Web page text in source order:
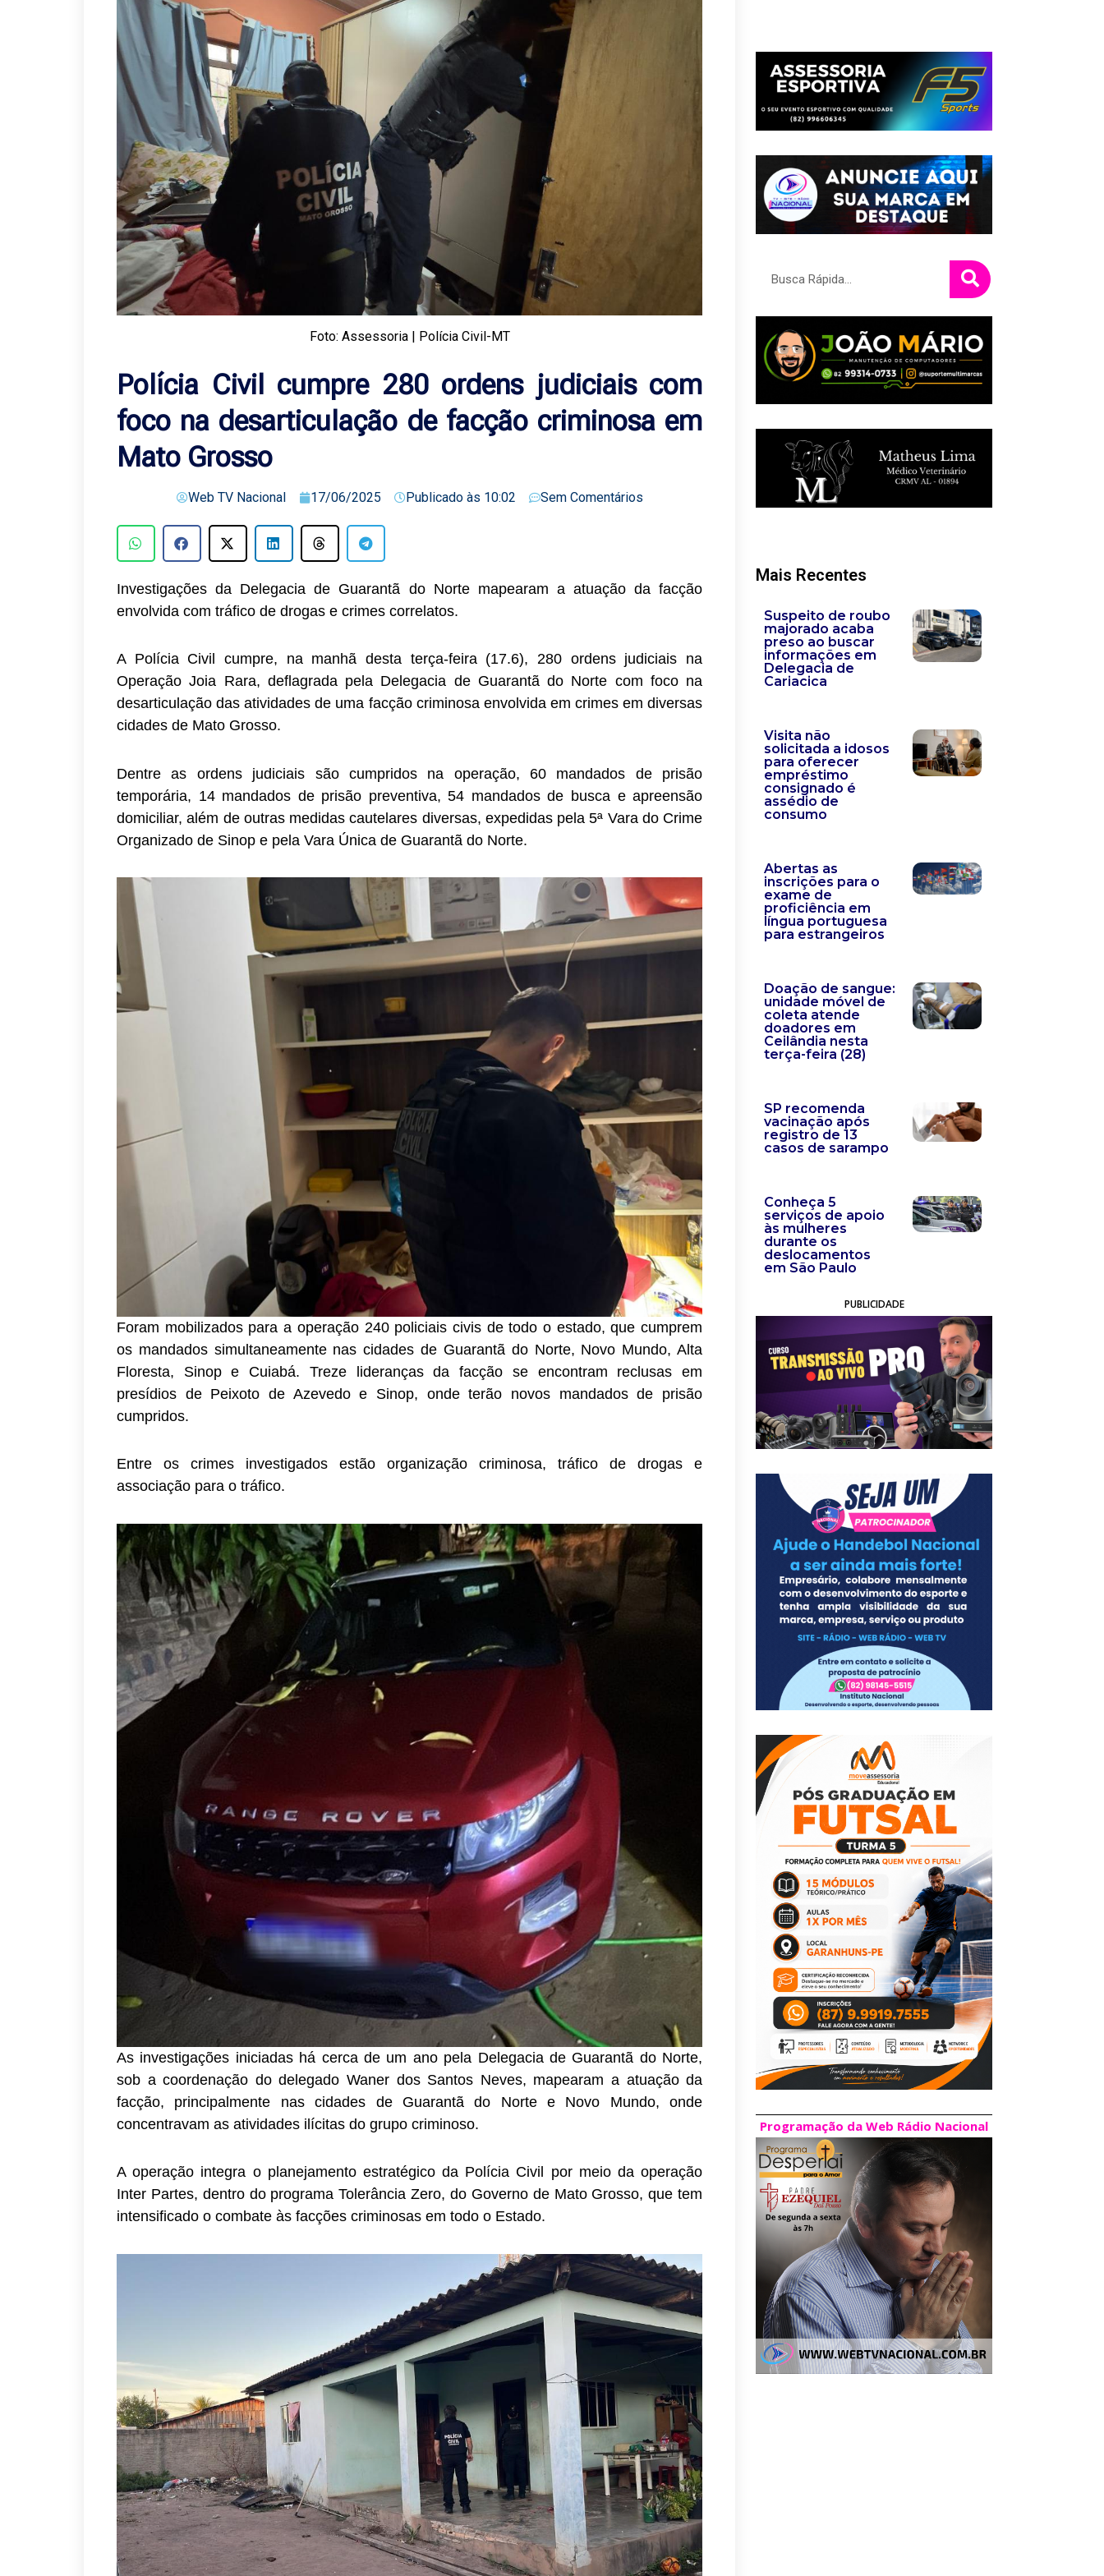
Foto: Assessoria | Polícia Civil-MT
Polícia Civil cumpre 280 ordens judiciais com
foco na desarticulação de facção criminosa em
Mato Grosso
Web TV Nacional 17/06/2025 Publicado às 10:02 Sem Comentários
Investigações da Delegacia de Guarantã do Norte mapearam a atuação da facção
envolvida com tráfico de drogas e crimes correlatos.
A Polícia Civil cumpre, na manhã desta terça-feira (17.6), 280 ordens judiciais na
Operação Joia Rara, deflagrada pela Delegacia de Guarantã do Norte com foco na
desarticulação das atividades de uma facção criminosa envolvida em crimes em diversas
cidades de Mato Grosso.
Dentre as ordens judiciais são cumpridos na operação, 60 mandados de prisão
temporária, 14 mandados de prisão preventiva, 54 mandados de busca e apreensão
domiciliar, além de outras medidas cautelares diversas, expedidas pela 5ª Vara do Crime
Organizado de Sinop e pela Vara Única de Guarantã do Norte.
Foram mobilizados para a operação 240 policiais civis de todo o estado, que cumprem
os mandados simultaneamente nas cidades de Guarantã do Norte, Novo Mundo, Alta
Floresta, Sinop e Cuiabá. Treze lideranças da facção se encontram reclusas em
presídios de Peixoto de Azevedo e Sinop, onde terão novos mandados de prisão
cumpridos.
Entre os crimes investigados estão organização criminosa, tráfico de drogas e
associação para o tráfico.
As investigações iniciadas há cerca de um ano pela Delegacia de Guarantã do Norte,
sob a coordenação do delegado Waner dos Santos Neves, mapearam a atuação da
facção, principalmente nas cidades de Guarantã do Norte e Novo Mundo, onde
concentravam as atividades ilícitas do grupo criminoso.
A operação integra o planejamento estratégico da Polícia Civil por meio da operação
Inter Partes, dentro do programa Tolerância Zero, do Governo de Mato Grosso, que tem
intensificado o combate às facções criminosas em todo o Estado.
Mais Recentes
Suspeito de roubo
majorado acaba
preso ao buscar
informações em
Delegacia de
Cariacica
Visita não
solicitada a idosos
para oferecer
empréstimo
consignado é
assédio de
consumo
Abertas as
inscrições para o
exame de
proficiência em
língua portuguesa
para estrangeiros
Doação de sangue:
unidade móvel de
coleta atende
doadores em
Ceilândia nesta
terça-feira (28)
SP recomenda
vacinação após
registro de 13
casos de sarampo
Conheça 5
serviços de apoio
às mulheres
durante os
deslocamentos
em São Paulo
PUBLICIDADE
Programação da Web Rádio Nacional